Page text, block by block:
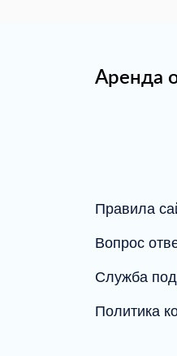
Аренда
Правила
Вопрос
Служба
Политика